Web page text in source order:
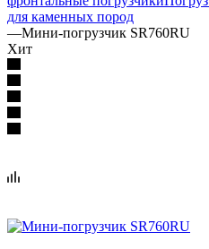
для каменных пород
—Мини-погрузчик SR760RU
Хит